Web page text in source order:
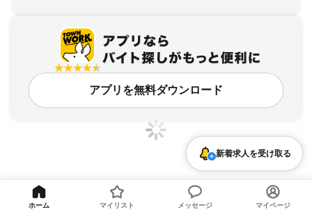
アプリを無料ダウンロード
広島県、倉庫・物流管理のアルバイト・バイト求人情報
求人の詳細を表示
新着求人を受け取る
ホーム マイリスト メッセージ マイページ